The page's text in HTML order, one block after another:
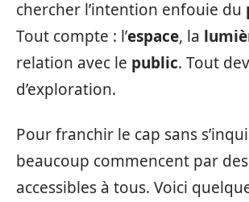
chercher l’intention enfouie du
Tout compte : l’espace, la
relation avec le public. Tout
d’exploration.
Pour franchir le cap sans
beaucoup commencent par
accessibles à tous. Voici